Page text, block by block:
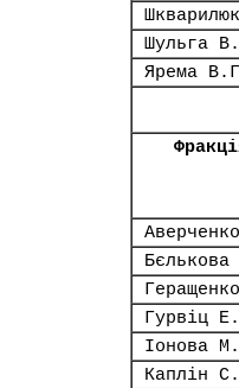
Шульга
Ярема
Гурвіц
Іонова
Каплін